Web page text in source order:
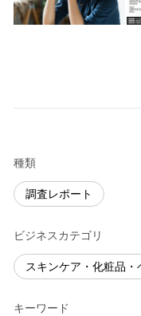
種類
調査レポート
ビジネスカテゴリ
スキンケア・化粧品・
キーワード